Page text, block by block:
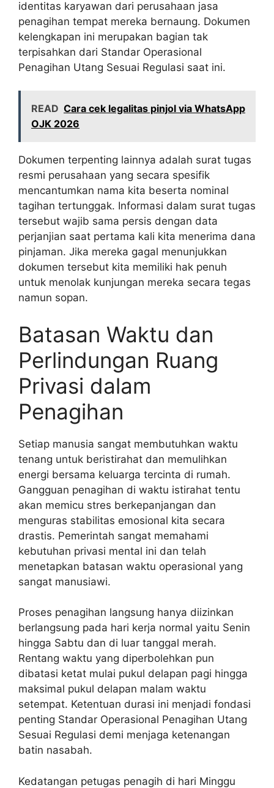
identitas karyawan dari perusahaan jasa
penagihan tempat mereka bernaung. Dokumen
kelengkapan ini merupakan bagian tak
terpisahkan dari Standar Operasional
Penagihan Utang Sesuai Regulasi saat ini.
READ Cara cek legalitas pinjol via WhatsApp
OJK 2026
Dokumen terpenting lainnya adalah surat tugas
resmi perusahaan yang secara spesifik
mencantumkan nama kita beserta nominal
tagihan tertunggak. Informasi dalam surat tugas
tersebut wajib sama persis dengan data
perjanjian saat pertama kali kita menerima dana
pinjaman. Jika mereka gagal menunjukkan
dokumen tersebut kita memiliki hak penuh
untuk menolak kunjungan mereka secara tegas
namun sopan.
Batasan Waktu dan
Perlindungan Ruang
Privasi dalam
Penagihan
Setiap manusia sangat membutuhkan waktu
tenang untuk beristirahat dan memulihkan
energi bersama keluarga tercinta di rumah.
Gangguan penagihan di waktu istirahat tentu
akan memicu stres berkepanjangan dan
menguras stabilitas emosional kita secara
drastis. Pemerintah sangat memahami
kebutuhan privasi mental ini dan telah
menetapkan batasan waktu operasional yang
sangat manusiawi.
Proses penagihan langsung hanya diizinkan
berlangsung pada hari kerja normal yaitu Senin
hingga Sabtu dan di luar tanggal merah.
Rentang waktu yang diperbolehkan pun
dibatasi ketat mulai pukul delapan pagi hingga
maksimal pukul delapan malam waktu
setempat. Ketentuan durasi ini menjadi fondasi
penting Standar Operasional Penagihan Utang
Sesuai Regulasi demi menjaga ketenangan
batin nasabah.
Kedatangan petugas penagih di hari Minggu